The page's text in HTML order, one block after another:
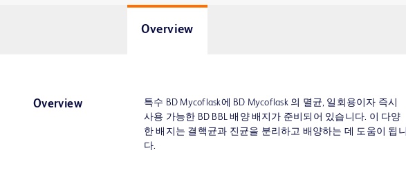
Overview
Overview
특수 BD Mycoflask에 BD Mycoflask 의 멸균, 일회용이자 즉시
사용 가능한 BD BBL 배양 배지가 준비되어 있습니다. 이 다양
한 배지는 결핵균과 진균을 분리하고 배양하는 데 도움이 됩니
다.